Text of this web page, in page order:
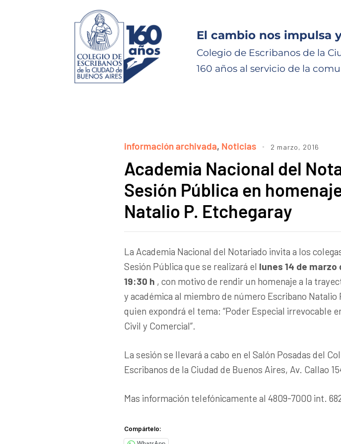
El cambio nos impulsa
Colegio de Escribanos de la
160 años al servicio de la
información archivada, Noticias 2 marzo, 2016
Academia Nacional del
Sesión Pública en
Natalio P. Etchegaray
La Academia Nacional del Notariado invita a los
Sesión Pública que se realizará el lunes 14 de marzo
19:30 h , con motivo de rendir un homenaje a la
y académica al miembro de número Escribano Natalio
quien expondrá el tema: “Poder Especial irrevocable
Civil y Comercial”.
La sesión se llevará a cabo en el Salón Posadas del
Escribanos de la Ciudad de Buenos Aires, Av. Callao
Mas información telefónicamente al 4809-7000 int.
Compártelo: